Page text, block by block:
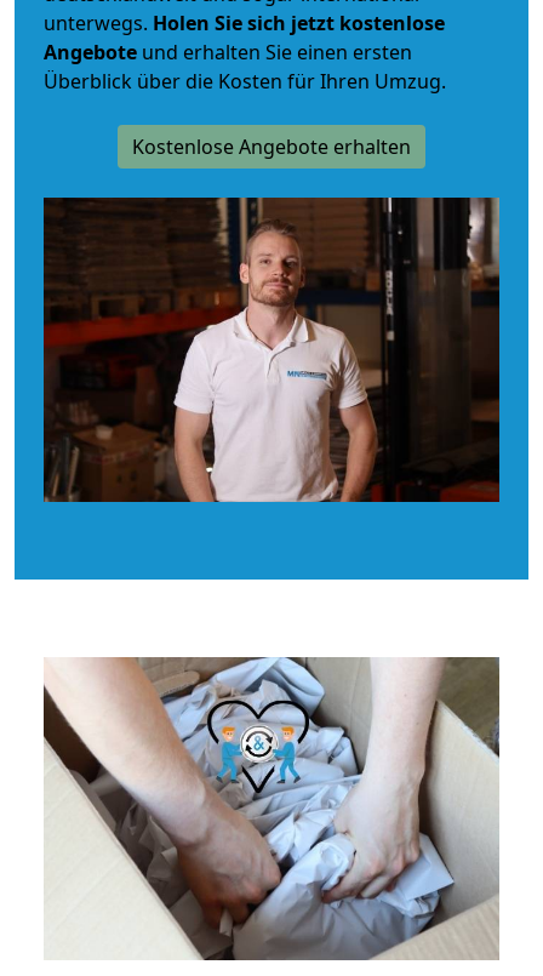
unterwegs. Holen Sie sich jetzt kostenlose
Angebote und erhalten Sie einen ersten
Überblick über die Kosten für Ihren Umzug.
Kostenlose Angebote erhalten